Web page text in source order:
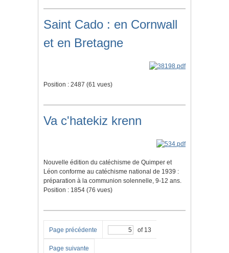
Saint Cado : en Cornwall
et en Bretagne
Position : 2487 (61 vues)
Va c'hatekiz krenn
Nouvelle édition du catéchisme de Quimper et
Léon conforme au catéchisme national de 1939 :
préparation à la communion solennelle, 9-12 ans.
Position : 1854 (76 vues)
Page précédente of 13
Page suivante